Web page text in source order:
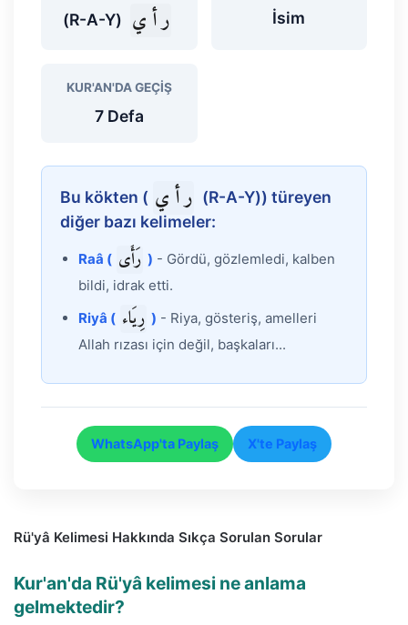
ر أ ي (R-A-Y) İsim
KUR'AN'DA GEÇIŞ
7 Defa
Bu kökten ( ر أ ي (R-A-Y)) türeyen
diğer bazı kelimeler:
Raâ ( رَأَى ) - Gördü, gözlemledi, kalben
bildi, idrak etti.
Riyâ ( رِيَاء ) - Riya, gösteriş, amelleri
Allah rızası için değil, başkaları...
WhatsApp'ta Paylaş X'te Paylaş
Rü'yâ Kelimesi Hakkında Sıkça Sorulan Sorular
Kur'an'da Rü'yâ kelimesi ne anlama
gelmektedir?